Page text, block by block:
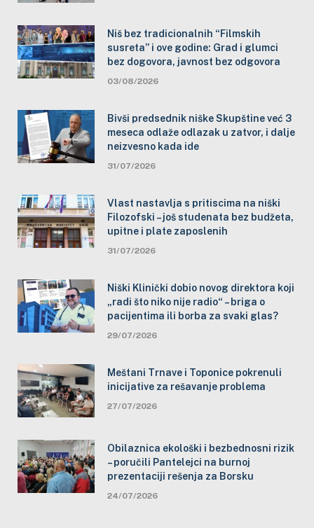
Niš bez tradicionalnih “Filmskih
susreta” i ove godine: Grad i glumci
bez dogovora, javnost bez odgovora
03/08/2026
Bivši predsednik niške Skupštine već 3
meseca odlaže odlazak u zatvor, i dalje
neizvesno kada ide
31/07/2026
Vlast nastavlja s pritiscima na niški
Filozofski – još studenata bez budžeta,
upitne i plate zaposlenih
31/07/2026
Niški Klinički dobio novog direktora koji
„radi što niko nije radio“ – briga o
pacijentima ili borba za svaki glas?
29/07/2026
Meštani Trnave i Toponice pokrenuli
inicijative za rešavanje problema
27/07/2026
Obilaznica ekološki i bezbednosni rizik
– poručili Pantelejci na burnoj
prezentaciji rešenja za Borsku
24/07/2026